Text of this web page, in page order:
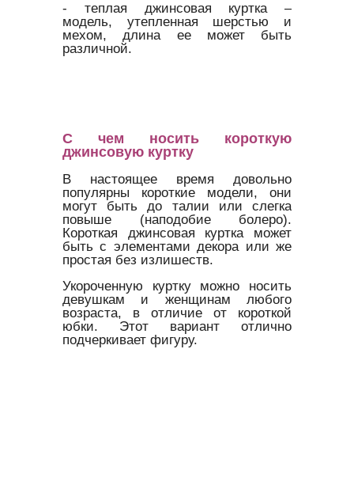
- теплая джинсовая куртка –
модель, утепленная шерстью и
мехом, длина ее может быть
различной.
С чем носить короткую
джинсовую куртку
В настоящее время довольно
популярны короткие модели, они
могут быть до талии или слегка
повыше (наподобие болеро).
Короткая джинсовая куртка может
быть с элементами декора или же
простая без излишеств.
Укороченную куртку можно носить
девушкам и женщинам любого
возраста, в отличие от короткой
юбки. Этот вариант отлично
подчеркивает фигуру.